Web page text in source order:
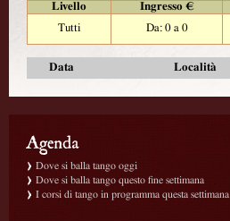
Livello
Ingresso €
Tutti
Da: 0 a 0
Data Località
Dove si balla tango oggi
Dove si balla tango questo fine settimana
I corsi di tango in programma questa settimana